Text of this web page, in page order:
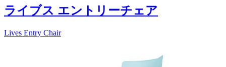
ライブス エントリーチェア
Lives Entry Chair